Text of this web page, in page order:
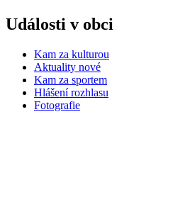
Události v obci
Kam za kulturou
Aktuality nové
Kam za sportem
Hlášení rozhlasu
Fotografie